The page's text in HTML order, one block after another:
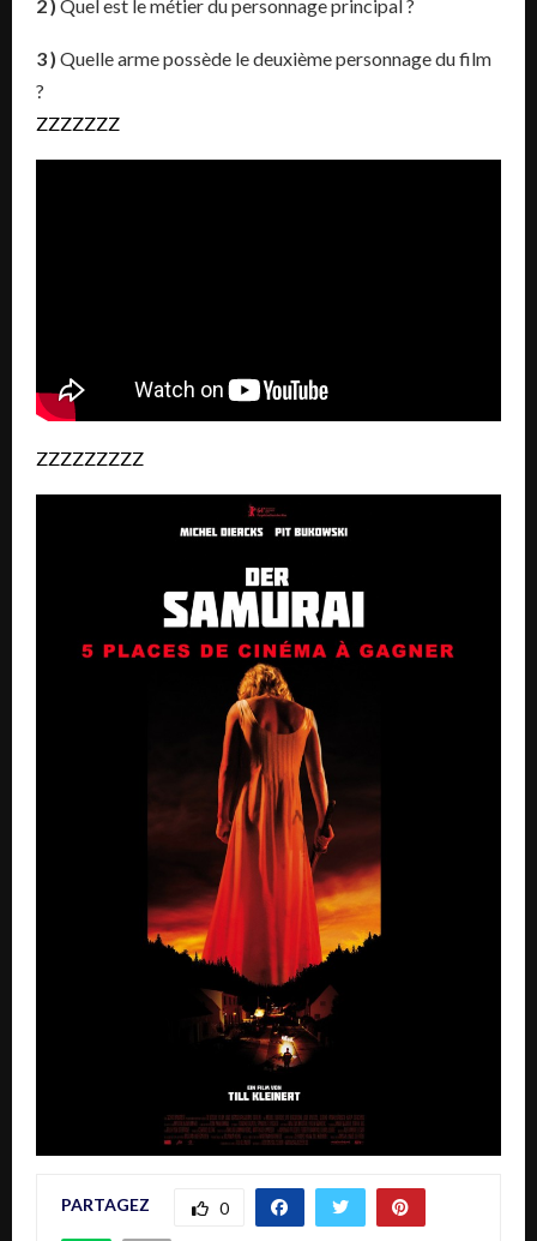
2 ) Quel est le métier du personnage principal ?
3 ) Quelle arme possède le deuxième personnage du film
?
ZZZZZZZ
ZZZZZZZZZ
PARTAGEZ 0